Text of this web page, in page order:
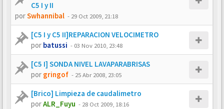
C5 I y II
porSwhannibal - 29 Oct 2009, 21:18
[C5 I y C5 II]REPARACION VELOCIMETRO
por batussi - 03 Nov 2010, 23:48
[C5 I] SONDA NIVEL LAVAPARABRISAS
por gringof - 25 Abr 2008, 23:05
[Brico] Limpieza de caudalimetro
porALR_Fuyu - 28 Oct 2009, 18:16